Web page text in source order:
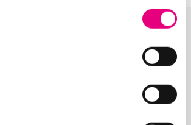
and receive exclusive information about the